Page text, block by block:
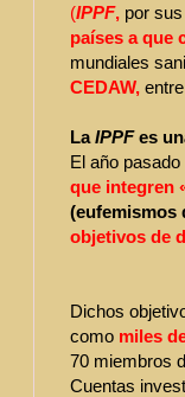
(IPPF, por
países a que
mundiales
CEDAW,
LaIPPFes
El año
que integren
(eufemismos
objetivos de
Dichos
como miles
70 miembros
Cuentas